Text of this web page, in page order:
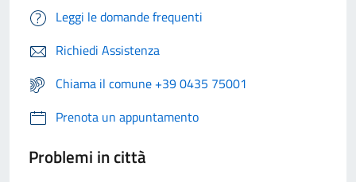
Leggi le domande frequenti
Richiedi Assistenza
Chiama il comune +39 0435 75001
Prenota un appuntamento
Problemi in città